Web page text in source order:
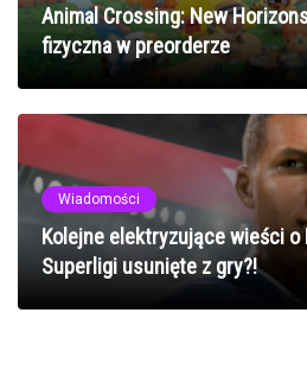
Animal Crossing: New
fizyczna w preorderze
Wiadomości
Kolejne elektryzujące wieści o
Superligi usunięte z gry?!